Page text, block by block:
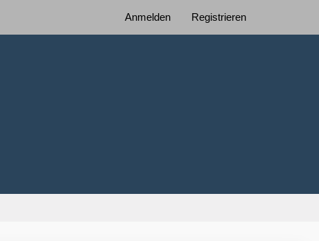
Anmelden Registrieren